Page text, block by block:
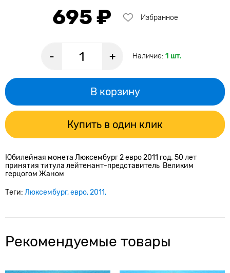
695 ₽ Избранное
- + Наличие: 1 шт.
В корзину
Купить в один клик
Юбилейная монета Люксембург 2 евро 2011 год. 50 лет
принятия титула лейтенант-представитель Великим
герцогом Жаном
Теги: Люксембург евро 2011
Рекомендуемые товары